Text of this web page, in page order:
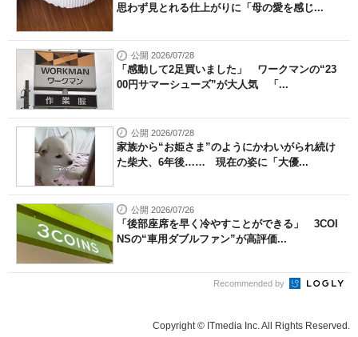
思わず見とれる仕上がりに「母の愛を感じ...
公開 2026/07/28
「感動して2足買いました」 ワークマンの“23
00円サマーシューズ”が大人気 「...
公開 2026/07/28
家族から“お姫さま”のようにかわいがられ続け
た柴犬、6年後…… 現在の姿に「大優...
公開 2026/07/26
「後部座席を早く冷やすことができる」 3COI
NSの“車用ダブルファン”が高評価...
Recommended by
Copyright © ITmedia Inc. All Rights Reserved.